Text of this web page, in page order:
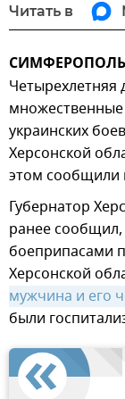
Читать в
Четырехлетняя
украинских
Херсонской
этом сообщили
Губернатор
ранее сообщил,
боеприпасами
Херсонской
мужчина и его
были